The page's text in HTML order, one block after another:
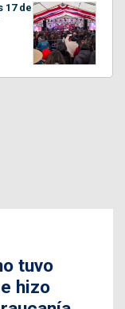
17 de
tuvo
hizo